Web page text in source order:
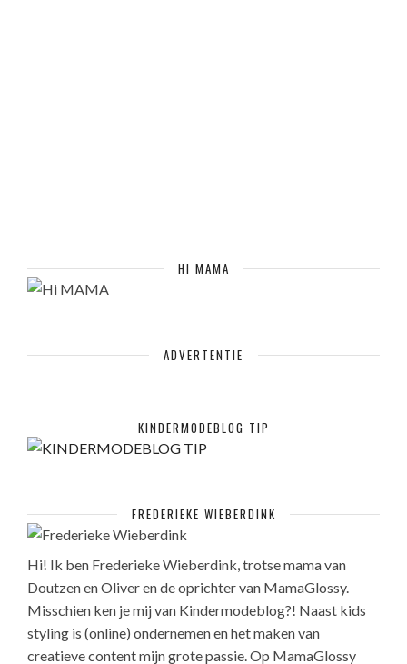
HI MAMA
ADVERTENTIE
KINDERMODEBLOG TIP
FREDERIEKE WIEBERDINK
Hi! Ik ben Frederieke Wieberdink, trotse mama van
Doutzen en Oliver en de oprichter van MamaGlossy.
Misschien ken je mij van Kindermodeblog?! Naast kids
styling is (online) ondernemen en het maken van
creatieve content mijn grote passie. Op MamaGlossy